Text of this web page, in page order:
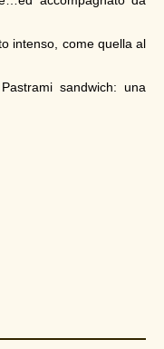
intenso, come quella al
sandwich: una